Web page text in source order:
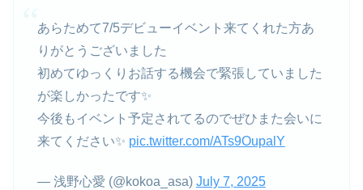
あらためて7/5デビューイベント来てくれた方あ
りがとうございました
初めてゆっくりお話する機会で緊張していました
が楽しかったです✨️
今後もイベント予定されてるのでぜひまた会いに
来てください✨ pic.twitter.com/ATs9OupalY
— 浅野心愛 (@kokoa_asa) July 7, 2025